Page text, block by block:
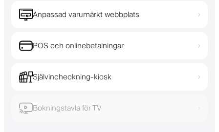
Anpassad varumärkt webbplats ›
POS och onlinebetalningar ›
Självincheckning-kiosk ›
Bokningstavla för TV ›